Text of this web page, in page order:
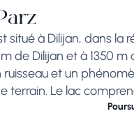
situé à Dilijan, dans la
de Dilijan et à 1350 m
et un
terrain. Le lac